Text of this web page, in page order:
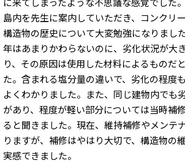
島内を先生に案内していただき、コンクリ
構造物の歴史について大変勉強になりまし
年はあまりかわらないのに、劣化状況が大
り、その原因は使用した材料によるものだ
た。含まれる塩分量の違いで、劣化の程度
よくわかりました。また、同じ建物内でも
があり、程度が軽い部分については当時補
ると聞きました。現在、維持補修やメンテ
りますが、補修はやはり大切で、構造物の
実感できました。